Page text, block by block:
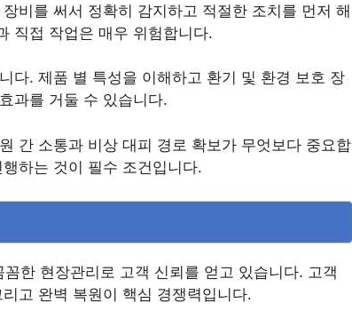
비를 써서 정확히 감지하고 적절한 조치를 먼저 해
직접 작업은 매우 위험합니다.
다. 제품 별 특성을 이해하고 환기 및 환경 보호 장
과를 거둘 수 있습니다.
간 소통과 비상 대피 경로 확보가 무엇보다 중요합
하는 것이 필수 조건입니다.
한 현장관리로 고객 신뢰를 얻고 있습니다. 고객
고 완벽 복원이 핵심 경쟁력입니다.